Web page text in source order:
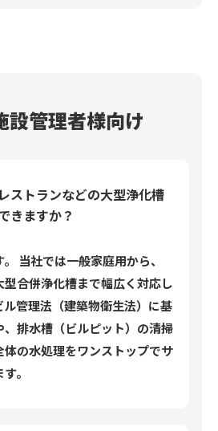
設管理者様向け
ストランなどの大型浄化槽
きますか？
当社では一般家庭用から、
合併浄化槽まで幅広く対応し
ル管理法（建築物衛生法）に基
、排水槽（ビルピット）の清掃
体の水処理をワンストップでサ
。